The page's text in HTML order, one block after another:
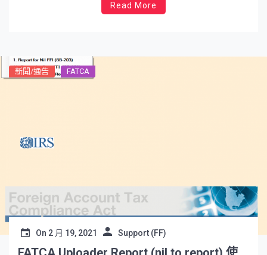
Read More
新聞/通告 FATCA
On 2 月 19, 2021 Support (FF)